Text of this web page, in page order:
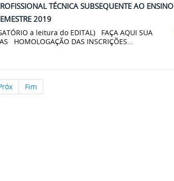
TÉCNICA SUBSEQUENTE AO ENSINO
2019
a leitura do EDITAL) FAÇA AQUI SUA
HOMOLOGAÇÃO DAS INSCRIÇÕES...
Fim